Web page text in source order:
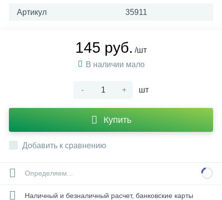
Артикул 35911
145 руб. /шт
В наличии мало
- + шт
Купить
Добавить к сравнению
Определяем...
Наличный и безналичный расчет, банковские карты